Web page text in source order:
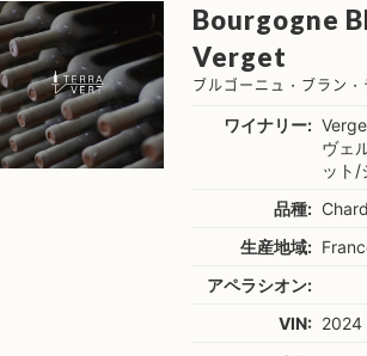
Bourgogne
Verget
ブルゴーニュ・ブラン
ワイナリー:
ヴェ
ット/
品種:
生産地域:
アペラシオン:
VIN: 2024